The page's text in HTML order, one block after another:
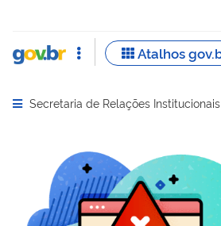
Abrir menu principal de navegação
Secretaria de Relações Institucionais